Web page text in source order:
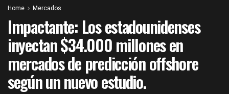
Home Mercados
Impactante: Los estadounidenses
inyectan $34.000 millones en
mercados de predicción offshore
según un nuevo estudio.